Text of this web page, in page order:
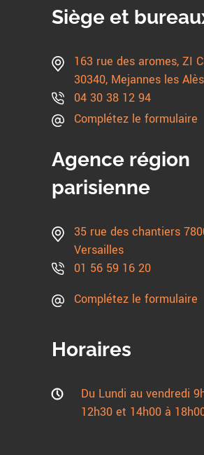
Siège et
163 rue des aromes, ZI
30340, Mejannes les
04 30 38 12 94
Complétez le formulaire
Agence région
parisienne
35 rue des chantiers
Versailles
01 56 59 16 20
Complétez le formulaire
Horaires
Du Lundi au vendredi
12h30 et 14h00 à